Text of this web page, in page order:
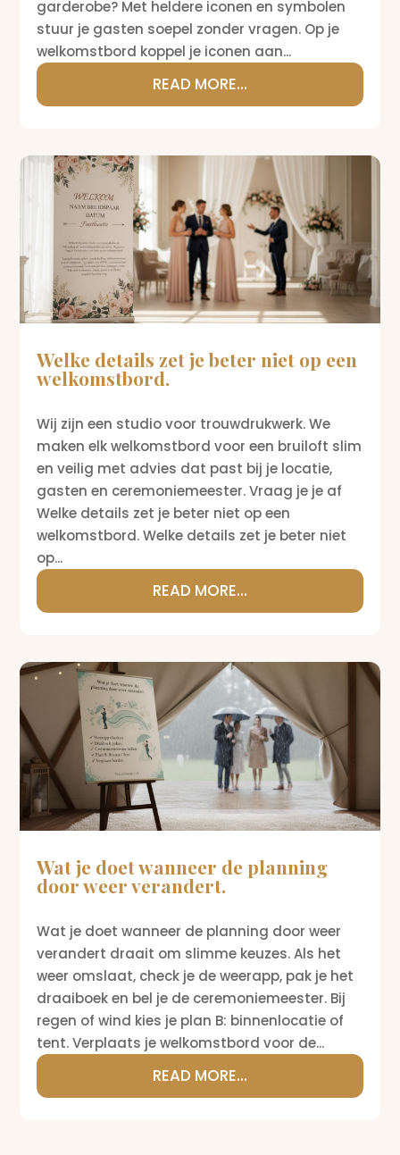
garderobe? Met heldere iconen en symbolen
stuur je gasten soepel zonder vragen. Op je
welkomstbord koppel je iconen aan...
READ MORE...
Welke details zet je beter niet op een
welkomstbord.
Wij zijn een studio voor trouwdrukwerk. We
maken elk welkomstbord voor een bruiloft slim
en veilig met advies dat past bij je locatie,
gasten en ceremoniemeester. Vraag je je af
Welke details zet je beter niet op een
welkomstbord. Welke details zet je beter niet
op...
READ MORE...
Wat je doet wanneer de planning
door weer verandert.
Wat je doet wanneer de planning door weer
verandert draait om slimme keuzes. Als het
weer omslaat, check je de weerapp, pak je het
draaiboek en bel je de ceremoniemeester. Bij
regen of wind kies je plan B: binnenlocatie of
tent. Verplaats je welkomstbord voor de...
READ MORE...